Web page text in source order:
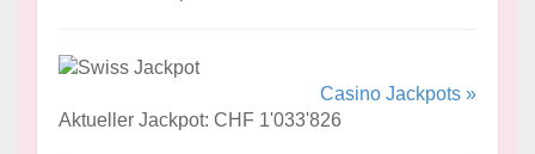
Casino Jackpots »
Aktueller Jackpot: CHF 1'033'826